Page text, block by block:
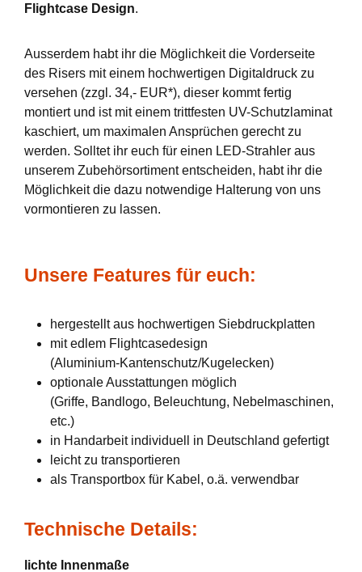
Flightcase Design.
Ausserdem habt ihr die Möglichkeit die Vorderseite
des Risers mit einem hochwertigen Digitaldruck zu
versehen (zzgl. 34,- EUR*), dieser kommt fertig
montiert und ist mit einem trittfesten UV-Schutzlaminat
kaschiert, um maximalen Ansprüchen gerecht zu
werden. Solltet ihr euch für einen LED-Strahler aus
unserem Zubehörsortiment entscheiden, habt ihr die
Möglichkeit die dazu notwendige Halterung von uns
vormontieren zu lassen.
Unsere Features für euch:
hergestellt aus hochwertigen Siebdruckplatten
mit edlem Flightcasedesign
(Aluminium-Kantenschutz/Kugelecken)
optionale Ausstattungen möglich
(Griffe, Bandlogo, Beleuchtung, Nebelmaschinen,
etc.)
in Handarbeit individuell in Deutschland gefertigt
leicht zu transportieren
als Transportbox für Kabel, o.ä. verwendbar
Technische Details:
lichte Innenmaße